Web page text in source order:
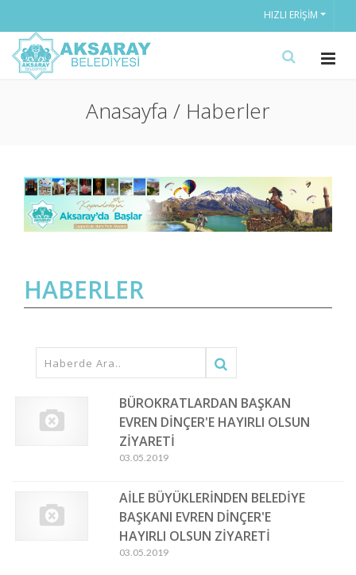
HIZLI ERIŞIM
Anasayfa / Haberler
HABERLER
BÜROKRATLARDAN BAŞKAN
EVREN DİNÇER'E HAYIRLI OLSUN
ZİYARETİ
03.05.2019
AİLE BÜYÜKLERİNDEN BELEDİYE
BAŞKANI EVREN DİNÇER'E
HAYIRLI OLSUN ZİYARETİ
03.05.2019